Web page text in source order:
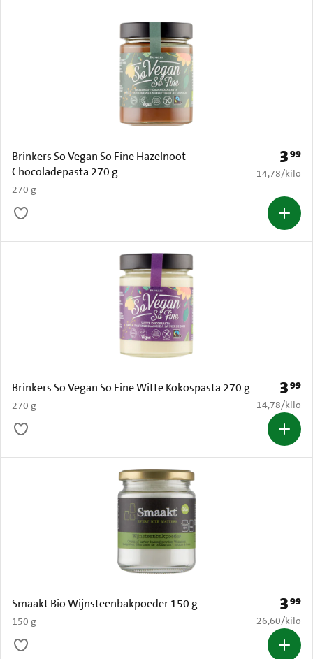
Brinkers So Vegan So Fine Hazelnoot-
Chocoladepasta 270 g
270 g
Prijs:
399
€ 14,78 per
14,78/kilo
Brinkers So Vegan So Fine Witte Kokospasta 270 g
270 g
Prijs:
399
€ 14,78 per
14,78/kilo
Smaakt Bio Wijnsteenbakpoeder 150 g
150 g
Prijs:
399
€ 26,60 per
26,60/kilo